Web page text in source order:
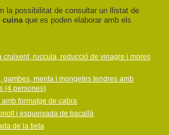
la possibilitat de consultar un llistat de
cuinaque es poden elaborar amb els
cruixent, ruccula, reducció de vinagre i mores
gambes, menta i mongetes tendres amb
(4 persones)
formatge de cabra
i esqueixada de bacallà
de la tieta